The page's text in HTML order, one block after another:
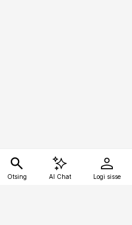
Otsing AI Chat Logi sisse